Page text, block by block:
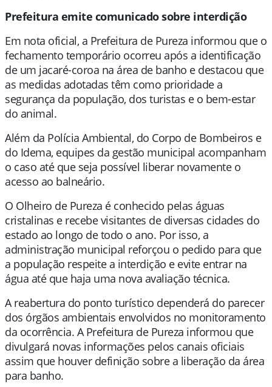
Prefeitura emite comunicado sobre interdição
Em nota oficial, a Prefeitura de Pureza informou que o
fechamento temporário ocorreu após a identificação
de um jacaré-coroa na área de banho e destacou que
as medidas adotadas têm como prioridade a
segurança da população, dos turistas e o bem-estar
do animal.
Além da Polícia Ambiental, do Corpo de Bombeiros e
do Idema, equipes da gestão municipal acompanham
o caso até que seja possível liberar novamente o
acesso ao balneário.
O Olheiro de Pureza é conhecido pelas águas
cristalinas e recebe visitantes de diversas cidades do
estado ao longo de todo o ano. Por isso, a
administração municipal reforçou o pedido para que
a população respeite a interdição e evite entrar na
água até que haja uma nova avaliação técnica.
A reabertura do ponto turístico dependerá do parecer
dos órgãos ambientais envolvidos no monitoramento
da ocorrência. A Prefeitura de Pureza informou que
divulgará novas informações pelos canais oficiais
assim que houver definição sobre a liberação da área
para banho.